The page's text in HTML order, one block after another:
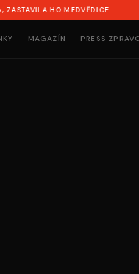
HO MEDVĚDICE SYN
MAGAZÍN PRESS